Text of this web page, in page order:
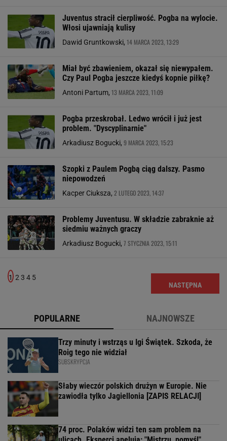
Juventus stracił cierpliwość. Pogba na wylocie.
Włosi ujawniają kulisy
Dawid Gruntkowski, 14 MARCA 2023, 13:29
Miał być zbawieniem, okazał się niewypałem.
Czy Paul Pogba jeszcze kiedyś kopnie piłkę?
Antoni Partum, 13 MARCA 2023, 11:09
Pogba przeskrobał. Ledwo wrócił i już jest
problem. "Dyscyplinarnie"
Arkadiusz Bogucki, 9 MARCA 2023, 15:23
Szopki z Paulem Pogbą ciąg dalszy. Pasmo
niepowodzeń
Kacper Ciuksza, 2 LUTEGO 2023, 14:37
Problemy Juventusu. W składzie zabraknie aż
siedmiu ważnych graczy
Arkadiusz Bogucki, 7 STYCZNIA 2023, 15:11
1 2 3 4 5
NASTĘPNA
POPULARNE NAJNOWSZE
Trzy minuty i wstrząs u Igi Świątek. Szkoda, że
Roig tego nie widział
SUBSKRYPCJA
Słaby wieczór polskich drużyn w Europie. Nie
zawiodła tylko Jagiellonia [ZAPIS RELACJI]
74 proc. Polaków widzi ten sam problem na